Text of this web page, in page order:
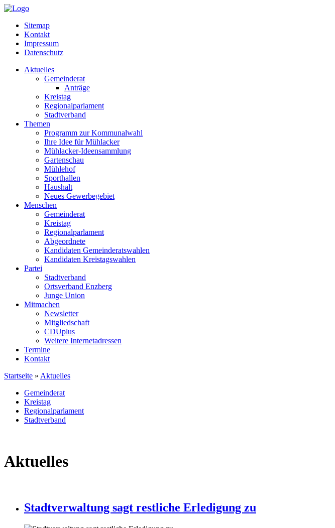
Sitemap
Kontakt
Impressum
Datenschutz
Aktuelles
Gemeinderat
Anträge
Kreistag
Regionalparlament
Stadtverband
Themen
Programm zur Kommunalwahl
Ihre Idee für Mühlacker
Mühlacker-Ideensammlung
Gartenschau
Mühlehof
Sporthallen
Haushalt
Neues Gewerbegebiet
Menschen
Gemeinderat
Kreistag
Regionalparlament
Abgeordnete
Kandidaten Gemeinderatswahlen
Kandidaten Kreistagswahlen
Partei
Stadtverband
Ortsverband Enzberg
Junge Union
Mitmachen
Newsletter
Mitgliedschaft
CDUplus
Weitere Internetadressen
Termine
Kontakt
Startseite » Aktuelles
Gemeinderat
Kreistag
Regionalparlament
Stadtverband
Aktuelles
Stadtverwaltung sagt restliche Erledigung zu